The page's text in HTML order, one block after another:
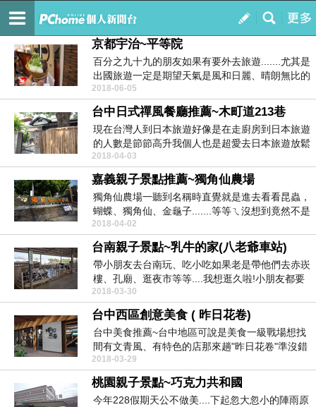
我的
訂閱
JCdesign 影像工作室 ~ 玩攝影FB粉絲團
京都宇治~平等院
百分之九十九的朋友如果有要外去旅遊.......尤其是
出國旅遊一定是期望天氣是風和日麗、晴朗無比的
好...
2018-06-05
台中日式禪風餐廳推薦~木町道213巷
現在台灣人到日本旅遊好像是在走廚房到日本旅遊
的人數是節節高升我個人也是超愛去日本旅遊放鬆
心情尤其是京...
2018-04-03
嘉義親子景點推薦~獨角仙農場
獨角仙農場一聽到名稱時直覺就是進去看看昆蟲，
蝴蝶、獨角仙、金龜子.......等等ㄟ沒想到竟然不是
只...
2018-04-02
台南親子景點~乳牛的家(八老爺車站)
帶小朋友去台南玩、吃小吃如果老是帶他們去赤崁
樓、孔廟、逛夜市等等....我想逛久啦!小朋友都要
森77...
2018-03-30
台中西區創意美食 ( 昨日花卷)
台中美食推薦~台中地區可說是美食一級戰場想找
間有文青風、有特色的店那來趟"昨日花卷"準沒錯
老早在網路...
2018-03-29
桃園親子景點~巧克力共和國
今年228假期天公不做美....下起忽大忽小的陣雨原